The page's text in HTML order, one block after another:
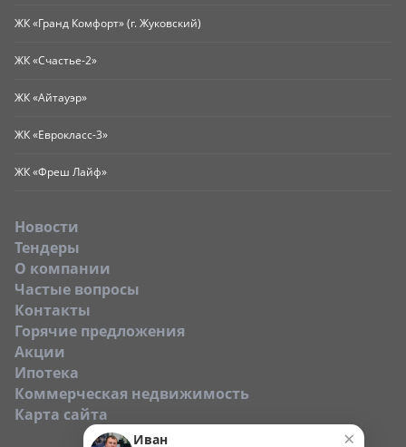
ЖК «Гранд Комфорт» (г. Жуковский)
ЖК «Счастье-2»
ЖК «Айтауэр»
ЖК «Еврокласс-3»
ЖК «Фреш Лайф»
Новости
Тендеры
O компании
Частые вопросы
Контакты
Горячие предложения
Акции
Ипотека
Коммерческая недвижимость
Карта сайта
×
Иван